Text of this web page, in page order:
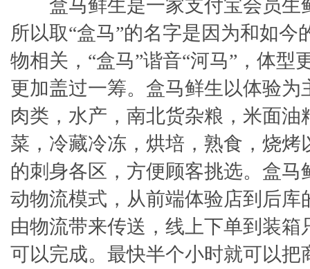
盒马鲜生是一家支付宝会员生
所以取“盒马”的名字是因为和如今
物相关，“盒马”谐音“河马”，体型
更加盖过一筹。盒马鲜生以体验为
肉类，水产，南北货杂粮，米面油
菜，冷藏冷冻，烘培，熟食，烧烤
的刺身各区，方便顾客挑选。盒马
动物流模式，从前端体验店到后库
由物流带来传送，线上下单到装箱
可以完成。最快半个小时就可以把